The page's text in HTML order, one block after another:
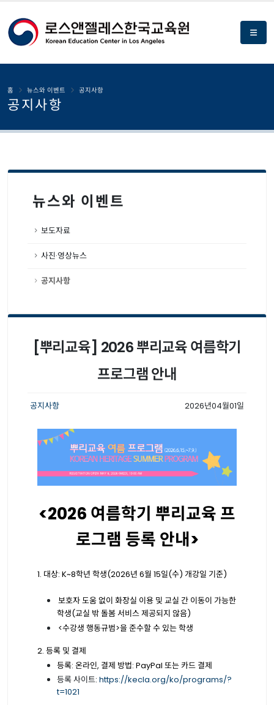
공지사항
홈 뉴스와 이벤트 공지사항
뉴스와 이벤트
보도자료
사진·영상뉴스
공지사항
[뿌리교육] 2026 뿌리교육 여름학기
프로그램 안내
공지사항 2026년04월01일
<2026 여름학기 뿌리교육 프
로그램 등록 안내>
1. 대상: K~8학년 학생(2026년 6월 15일(수) 개강일 기준)
보호자 도움 없이 화장실 이용 및 교실 간 이동이 가능한
학생(교실 밖 돌봄 서비스 제공되지 않음)
<수강생 행동규범>을 준수할 수 있는 학생
2. 등록 및 결제
등록: 온라인, 결제 방법: PayPal 또는 카드 결제
등록 사이트: https://kecla.org/ko/programs/?
t=1021